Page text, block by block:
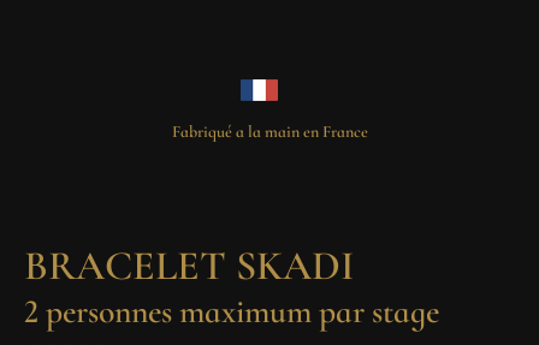
Fabriqué a la main en France
BRACELET SKADI
2 personnes maximum par stage